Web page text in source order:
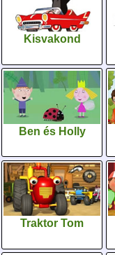
Kisvakond
Ben és Holly
Traktor Tom